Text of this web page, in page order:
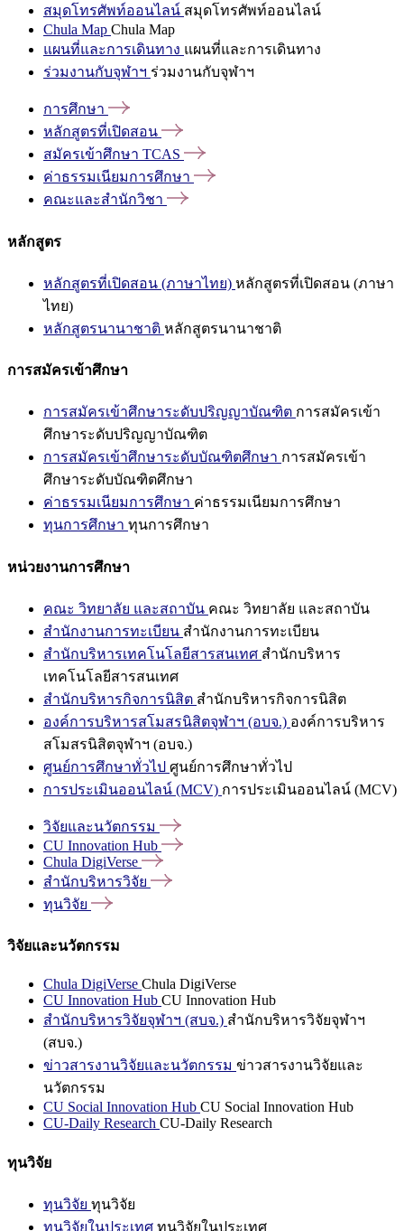
สมุดโทรศัพท์ออนไลน์ สมุดโทรศัพท์ออนไลน์
Chula Map Chula Map
แผนที่และการเดินทาง แผนที่และการเดินทาง
ร่วมงานกับจุฬาฯ ร่วมงานกับจุฬาฯ
การศึกษา
หลักสูตรที่เปิดสอน
สมัครเข้าศึกษา TCAS
ค่าธรรมเนียมการศึกษา
คณะและสำนักวิชา
หลักสูตร
หลักสูตรที่เปิดสอน (ภาษาไทย) หลักสูตรที่เปิดสอน (ภาษา
ไทย)
หลักสูตรนานาชาติ หลักสูตรนานาชาติ
การสมัครเข้าศึกษา
การสมัครเข้าศึกษาระดับปริญญาบัณฑิต การสมัครเข้า
ศึกษาระดับปริญญาบัณฑิต
การสมัครเข้าศึกษาระดับบัณฑิตศึกษา การสมัครเข้า
ศึกษาระดับบัณฑิตศึกษา
ค่าธรรมเนียมการศึกษา ค่าธรรมเนียมการศึกษา
ทุนการศึกษา ทุนการศึกษา
หน่วยงานการศึกษา
คณะ วิทยาลัย และสถาบัน คณะ วิทยาลัย และสถาบัน
สำนักงานการทะเบียน สำนักงานการทะเบียน
สำนักบริหารเทคโนโลยีสารสนเทศ สำนักบริหาร
เทคโนโลยีสารสนเทศ
สำนักบริหารกิจการนิสิต สำนักบริหารกิจการนิสิต
องค์การบริหารสโมสรนิสิตจุฬาฯ (อบจ.) องค์การบริหาร
สโมสรนิสิตจุฬาฯ (อบจ.)
ศูนย์การศึกษาทั่วไป ศูนย์การศึกษาทั่วไป
การประเมินออนไลน์ (MCV) การประเมินออนไลน์ (MCV)
วิจัยและนวัตกรรม
CU Innovation Hub
Chula DigiVerse
สำนักบริหารวิจัย
ทุนวิจัย
วิจัยและนวัตกรรม
Chula DigiVerse Chula DigiVerse
CU Innovation Hub CU Innovation Hub
สำนักบริหารวิจัยจุฬาฯ (สบจ.) สำนักบริหารวิจัยจุฬาฯ
(สบจ.)
ข่าวสารงานวิจัยและนวัตกรรม ข่าวสารงานวิจัยและ
นวัตกรรม
CU Social Innovation Hub CU Social Innovation Hub
CU-Daily Research CU-Daily Research
ทุนวิจัย
ทุนวิจัย ทุนวิจัย
ทุนวิจัยในประเทศ ทุนวิจัยในประเทศ